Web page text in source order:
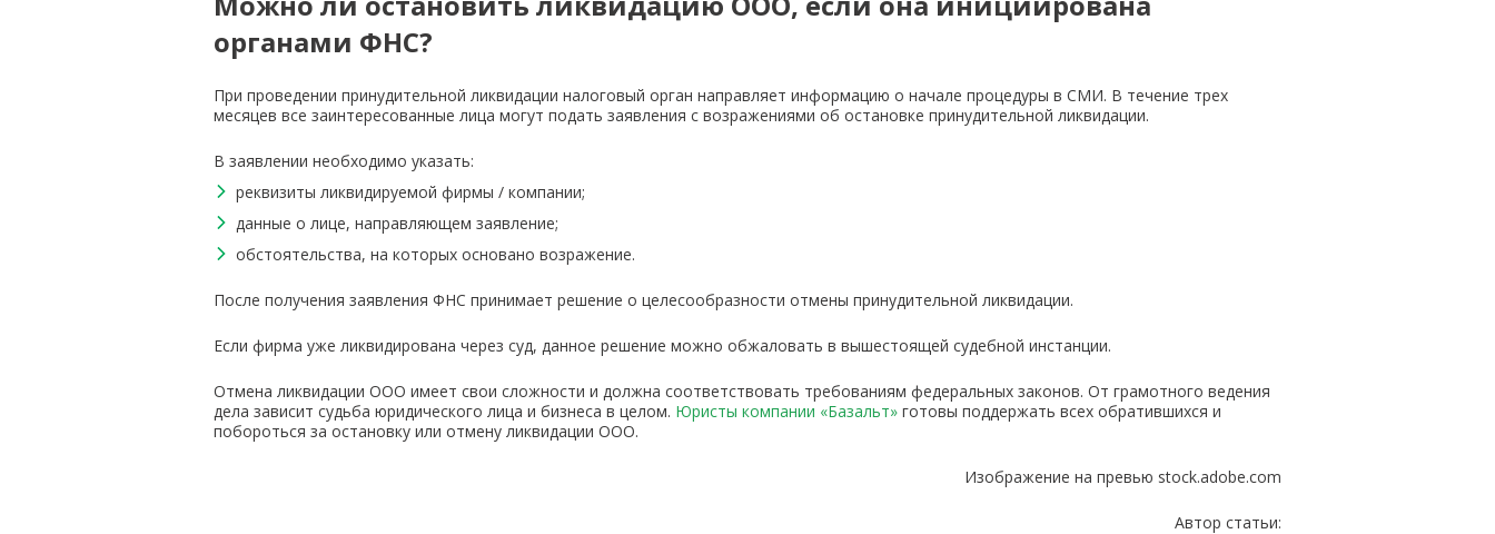
органами ФНС?
При проведении принудительной ликвидации налоговый орган направляет информацию о начале процедуры в СМИ. В течение трех
месяцев все заинтересованные лица могут подать заявления с возражениями об остановке принудительной ликвидации.
В заявлении необходимо указать:
реквизиты ликвидируемой фирмы / компании;
данные о лице, направляющем заявление;
обстоятельства, на которых основано возражение.
После получения заявления ФНС принимает решение о целесообразности отмены принудительной ликвидации.
Если фирма уже ликвидирована через суд, данное решение можно обжаловать в вышестоящей судебной инстанции.
Отмена ликвидации ООО имеет свои сложности и должна соответствовать требованиям федеральных законов. От грамотного ведения
дела зависит судьба юридического лица и бизнеса в целом. Юристы компании «Базальт» готовы поддержать всех обратившихся и
побороться за остановку или отмену ликвидации ООО.
Изображение на превью stock.adobe.com
Автор статьи: